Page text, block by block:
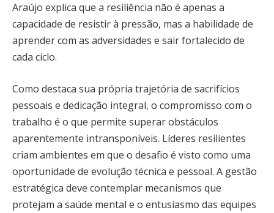
Araújo explica que a resiliência não é apenas a
capacidade de resistir à pressão, mas a habilidade de
aprender com as adversidades e sair fortalecido de
cada ciclo.
Como destaca sua própria trajetória de sacrifícios
pessoais e dedicação integral, o compromisso com o
trabalho é o que permite superar obstáculos
aparentemente intransponíveis. Líderes resilientes
criam ambientes em que o desafio é visto como uma
oportunidade de evolução técnica e pessoal. A gestão
estratégica deve contemplar mecanismos que
protejam a saúde mental e o entusiasmo das equipes